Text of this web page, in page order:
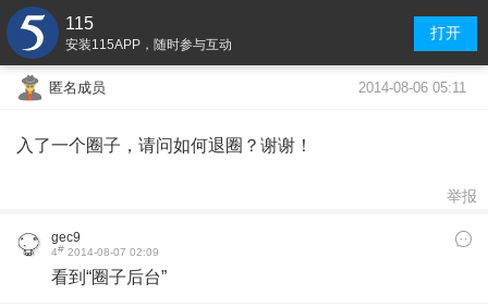
115
安装115APP，随时参与互动
打开
匿名成员 2014-08-06 05:11
入了一个圈子，请问如何退圈？谢谢！
举报
gec9
4# 2014-08-07 02:09
看到“圈子后台”